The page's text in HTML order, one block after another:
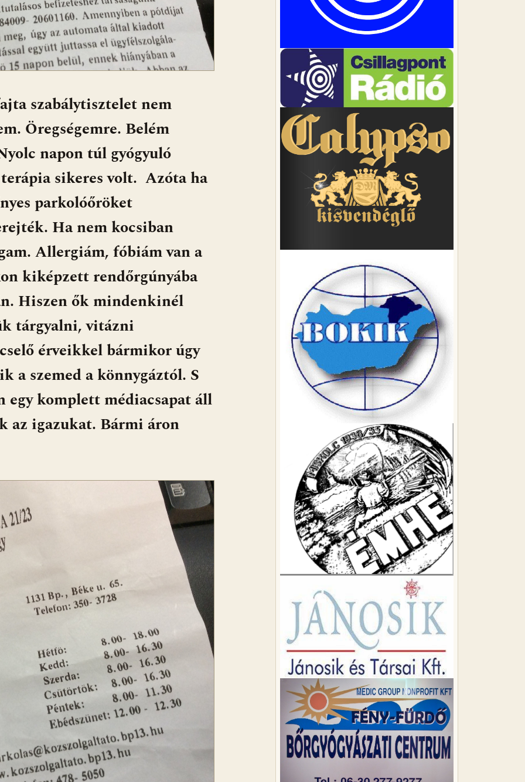
szabálytisztelet nem
Öregségemre. Belém
napon túl gyógyuló
sikeres volt. Azóta ha
parkolóőröket
Ha nem kocsiban
Allergiám, fóbiám van a
kiképzett rendőrgúnyába
Hiszen ők mindenkinél
tárgyalni, vitázni
érveikkel bármikor úgy
a szemed a könnygáztól. S
egy komplett médiacsapat áll
igazukat. Bármi áron